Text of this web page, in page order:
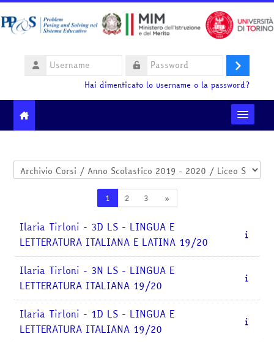
Username
Login
Hai dimenticato lo username o la password?
Ministero dell'Istruzione e del Merito
Italiano ‎(it)‎
Cerca
corsi
Invia
Categorie di corso
1Pagina 1
2Pagina 2
3Pagina 3
»Pagina successiva
Ilaria Tirloni - 3D LS - LINGUA E
LETTERATURA ITALIANA E LATINA 19/20
Ilaria Tirloni - 3N LS - LINGUA E
LETTERATURA ITALIANA 19/20
Ilaria Tirloni - 1D LS - LINGUA E
LETTERATURA ITALIANA 19/20